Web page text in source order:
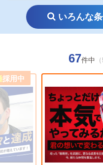
いろんな
67件中
採用中